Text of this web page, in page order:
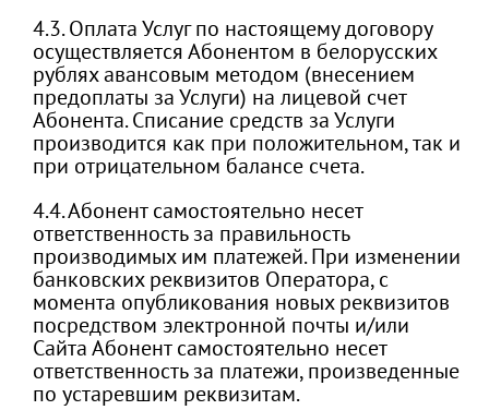
4.3. Оплата Услуг по настоящему договору
осуществляется Абонентом в белорусских
рублях авансовым методом (внесением
предоплаты за Услуги) на лицевой счет
Абонента. Списание средств за Услуги
производится как при положительном, так и
при отрицательном балансе счета.
4.4. Абонент самостоятельно несет
ответственность за правильность
производимых им платежей. При изменении
банковских реквизитов Оператора, с
момента опубликования новых реквизитов
посредством электронной почты и/или
Сайта Абонент самостоятельно несет
ответственность за платежи, произведенные
по устаревшим реквизитам.